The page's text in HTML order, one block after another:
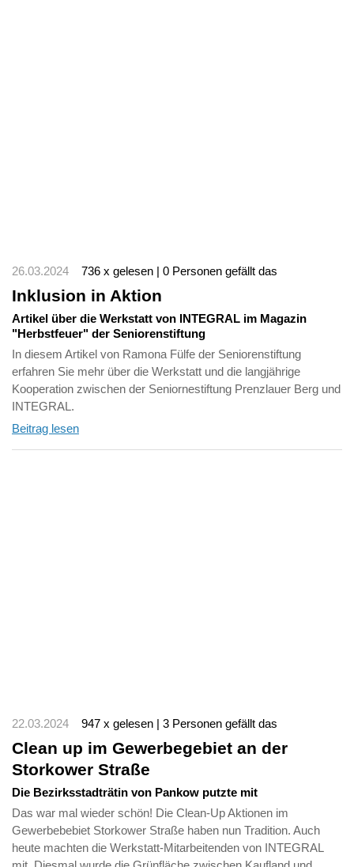
26.03.2024 736 x gelesen | 0 Personen gefällt das
Inklusion in Aktion
Artikel über die Werkstatt von INTEGRAL im Magazin
"Herbstfeuer" der Seniorenstiftung
In diesem Artikel von Ramona Fülfe der Seniorenstiftung
erfahren Sie mehr über die Werkstatt und die langjährige
Kooperation zwischen der Seniornestiftung Prenzlauer Berg und
INTEGRAL.
Beitrag lesen
22.03.2024 947 x gelesen | 3 Personen gefällt das
Clean up im Gewerbegebiet an der
Storkower Straße
Die Bezirksstadträtin von Pankow putzte mit
Das war mal wieder schön! Die Clean-Up Aktionen im
Gewerbebebiet Storkower Straße haben nun Tradition. Auch
heute machten die Werkstatt-Mitarbeitenden von INTEGRAL